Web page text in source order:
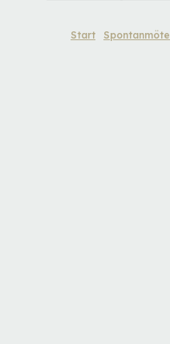
Start Spontanmöte